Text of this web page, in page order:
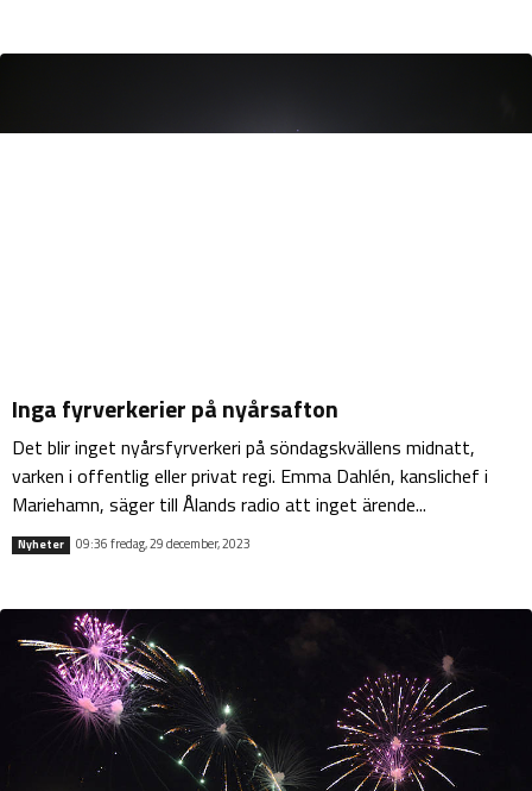
Inga fyrverkerier på nyårsafton
Det blir inget nyårsfyrverkeri på söndagskvällens midnatt,
varken i offentlig eller privat regi. Emma Dahlén, kanslichef i
Mariehamn, säger till Ålands radio att inget ärende...
Nyheter 09:36 fredag, 29 december, 2023